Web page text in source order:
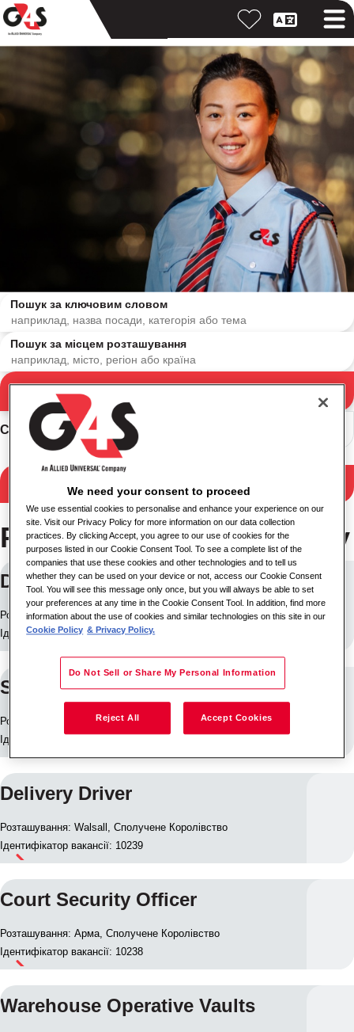
Результати пошуку
Пошук за ключовим словом
Пошук за місцем розташування
Пошук
Сортувати
Фільтрувати результати
Результати 253-контенту
Delivery Driver (Nights)
Розташування: Единбург, Сполучене Королівство
Ідентифікатор вакансії: 10260
Security Supervisor
Розташування: Antrim, Сполучене Королівство
Ідентифікатор вакансії: 10255
Delivery Driver
Розташування: Walsall, Сполучене Королівство
Ідентифікатор вакансії: 10239
Court Security Officer
Розташування: Арма, Сполучене Королівство
Ідентифікатор вакансії: 10238
Warehouse Operative Vaults
We need your consent to proceed
We use essential cookies to personalise and enhance your experience on our
site. Visit our Privacy Policy for more information on our data collection
practices. By clicking Accept, you agree to our use of cookies for the
purposes listed in our Cookie Consent Tool. To see a complete list of the
companies that use these cookies and other technologies and to tell us
whether they can be used on your device or not, access our Cookie Consent
Tool. You will see this message only once, but you will always be able to set
your preferences at any time in the Cookie Consent Tool. In addition, find more
information about the use of cookies and similar technologies on this site in our
Cookie Policy & Privacy Policy.
Do Not Sell or Share My Personal Information
Reject All Accept Cookies